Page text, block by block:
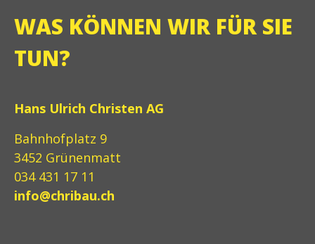
WAS KÖNNEN WIR FÜR SIE
TUN?
Hans Ulrich Christen AG
Bahnhofplatz 9
3452 Grünenmatt
034 431 17 11
info@chribau.ch